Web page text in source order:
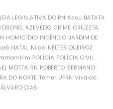
LEGISLATIVA DO RN Assu BATATA
AZEVEDO CRIME CRUZETA
HOMICÍDIO INCÊNDIO JARDIM DE
NATAL Nilda NÉLTER QUEIROZ
POLÍCIA POLÍCIA CIVIL
MOTTA RN ROBERTO GERMANO
DO NORTE Temer UFRN Vivaldo
ÁLVARO DIAS